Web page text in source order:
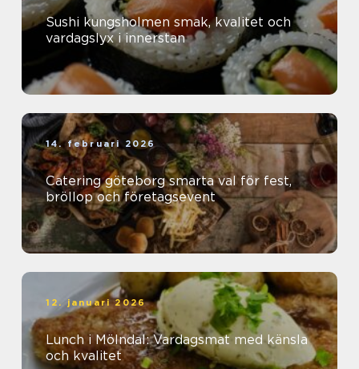
Sushi kungsholmen smak, kvalitet och
vardagslyx i innerstan
14. februari 2026
Catering göteborg smarta val för fest,
bröllop och företagsevent
12. januari 2026
Lunch i Mölndal: Vardagsmat med känsla
och kvalitet